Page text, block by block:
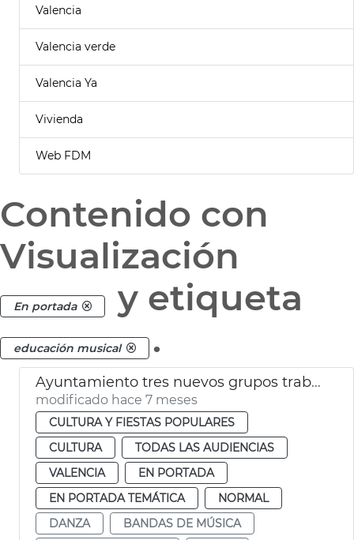
Valencia
Valencia verde
Valencia Ya
Vivienda
Web FDM
Contenido con
Visualización
En portada y etiqueta
educación musical .
Ayuntamiento tres nuevos grupos trabajo València Music City
modificado hace 7 meses
CULTURA Y FIESTAS POPULARES
CULTURA
TODAS LAS AUDIENCIAS
VALENCIA
EN PORTADA
EN PORTADA TEMÁTICA
NORMAL
DANZA
BANDAS DE MÚSICA